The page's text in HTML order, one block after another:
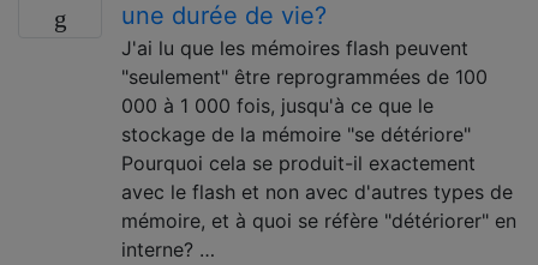
une durée de vie?
J'ai lu que les mémoires flash peuvent
"seulement" être reprogrammées de 100
000 à 1 000 fois, jusqu'à ce que le
stockage de la mémoire "se détériore"
Pourquoi cela se produit-il exactement
avec le flash et non avec d'autres types de
mémoire, et à quoi se réfère "détériorer" en
interne? …